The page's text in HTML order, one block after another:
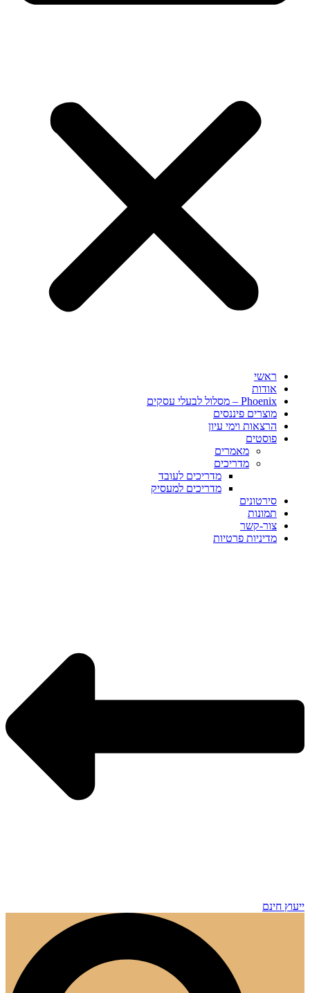
ראשי
אודות
Phoenix – מסלול לבעלי עסקים
מוצרים פיננסים
הרצאות וימי עיון
פוסטים​
מאמרים
מדריכים
מדריכים לעובד
מדריכים למעסיק
סירטונים
תמונות
צור-קשר
מדיניות פרטיות
ייעוץ חינם